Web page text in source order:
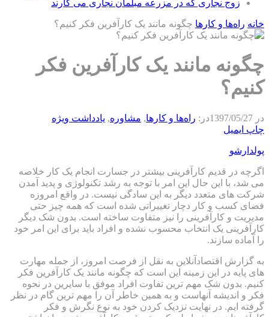
زوج نجاری که در مزرعه مبلمان نجاری می کارند
خانه راه‌ها و كارها چگونه مانند یک کارآفرین فکر کنیم؟
چگونه مانند یک کارآفرین فکر
کنیم؟
در 1397/05/27در: راه‌ها و كارها, مشاوره, يادداشت ويژه
چاپ ایمیل
پولدارشو
اگرچه در قدیم کارآفرینی بیشتر در جسارت انجام یک کار خلاصه
می شد، با این حال این امر با توجه به رشد تکنولوژی و پدید آمدن
شرکت های متعدد دیگر به این سادگی نیست. در واقع امروزه
فضای کسب و کار دچار تغییراتی شده است که همه چیز حتی
مدیریت و کارآفرینی را نیز متفاوت ساخته است. بدون شک دیگر
کارآفرینی یک انتخاب محسوب نشده و افراد باید برای این امر خود
را آماده سازند.
به گزارش اقتصادآنلاین به نقل از فرصت امروز، از جمله مهارت
های پایه در این زمینه این است که چگونه مانند یک کارآفرین فکر
کنیم. بدون شک مهم ترین تفاوت افراد موفق با سایرین در نحوه
فکر و اندیشه آنهاست و به همین خاطر آن را مهم ترین گام در نظر
گرفته ایم. در نهایت نزدیک کردن خود به نوع نگرش و فکر